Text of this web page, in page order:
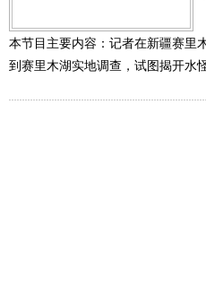
本节目主要内容：记者在新疆赛里
到赛里木湖实地调查，试图揭开水